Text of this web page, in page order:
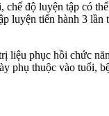
độ luyện tập có
luyện tiến hành 3
phục hồi chức
phụ thuộc vào tuổi,